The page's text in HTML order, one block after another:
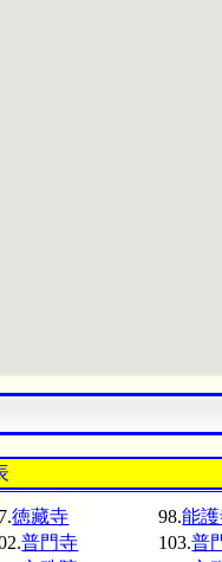
徳藏寺 98.能
普門寺 103.普